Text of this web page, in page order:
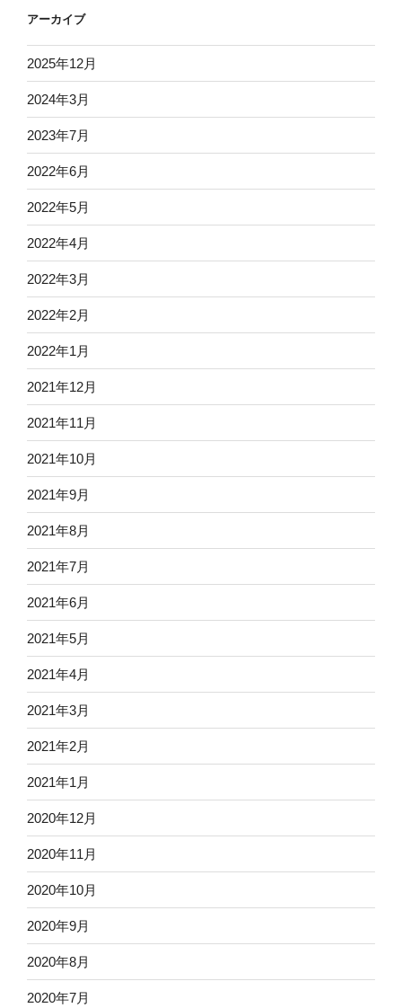
アーカイブ
2025年12月
2024年3月
2023年7月
2022年6月
2022年5月
2022年4月
2022年3月
2022年2月
2022年1月
2021年12月
2021年11月
2021年10月
2021年9月
2021年8月
2021年7月
2021年6月
2021年5月
2021年4月
2021年3月
2021年2月
2021年1月
2020年12月
2020年11月
2020年10月
2020年9月
2020年8月
2020年7月